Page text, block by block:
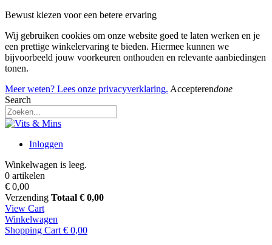
Bewust kiezen voor een betere ervaring
Wij gebruiken cookies om onze website goed te laten werken en je
een prettige winkelervaring te bieden. Hiermee kunnen we
bijvoorbeeld jouw voorkeuren onthouden en relevante aanbiedingen
tonen.
Meer weten? Lees onze privacyverklaring. Accepterendone
Search
Inloggen
Winkelwagen is leeg.
0 artikelen
€ 0,00
Verzending Totaal € 0,00
View Cart
Winkelwagen
Shopping Cart € 0,00